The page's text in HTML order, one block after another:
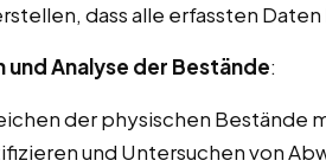
dass alle erfassten
und Analyse der Bestände:
der physischen Bestände
und Untersuchen von